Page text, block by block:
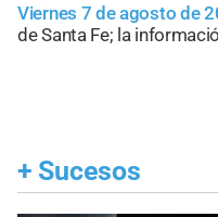
Viernes 7 de agosto de
de Santa Fe; la
+ Sucesos